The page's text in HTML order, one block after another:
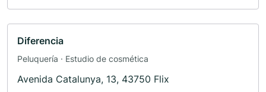
Diferencia
Peluquería · Estudio de cosmética
Avenida Catalunya, 13, 43750 Flix